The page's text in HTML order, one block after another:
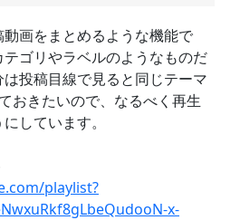
画をまとめるような機能で
ゴリやラベルのようなものだ
投稿目線で見ると同じテーマ
おきたいので、なるべく再生
しています。
playlist?
x-